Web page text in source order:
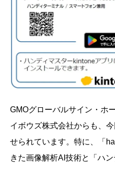
GMOグローバルサイン・ホ
イボウズ株式会社からも、
せられています。特に、「
きた画像解析AI技術と「ハ